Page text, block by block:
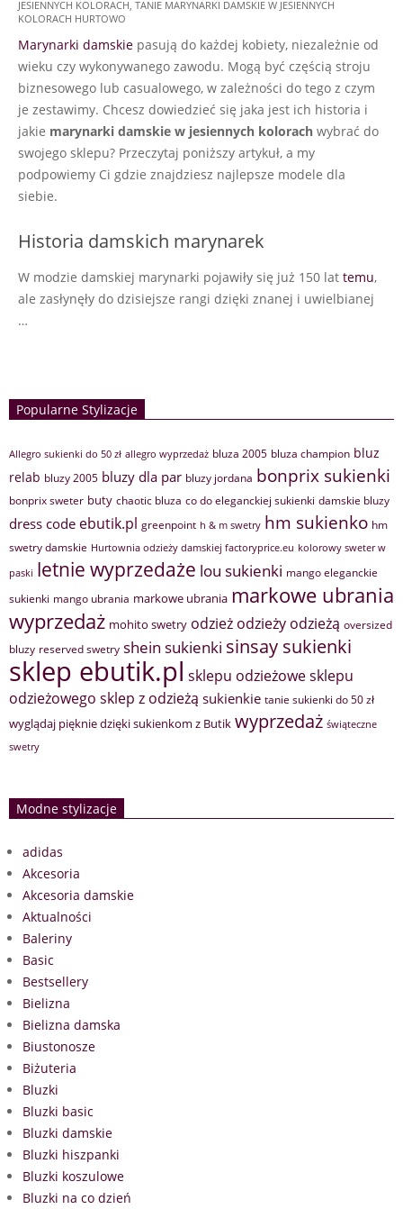
JESIENNYCH KOLORACH TANIE MARYNARKI DAMSKIE W JESIENNYCH
KOLORACH HURTOWO
Marynarki damskie pasują do każdej kobiety, niezależnie od
wieku czy wykonywanego zawodu. Mogą być częścią stroju
biznesowego lub casualowego, w zależności do tego z czym
je zestawimy. Chcesz dowiedzieć się jaka jest ich historia i
jakie marynarki damskie w jesiennych kolorach wybrać do
swojego sklepu? Przeczytaj poniższy artykuł, a my
podpowiemy Ci gdzie znajdziesz najlepsze modele dla
siebie.
Historia damskich marynarek
W modzie damskiej marynarki pojawiły się już 150 lat temu,
ale zasłynęły do dzisiejsze rangi dzięki znanej i uwielbianej
…
Popularne Stylizacje
Allegro sukienki do 50 zł allegro wyprzedaż bluza 2005 bluza champion bluz
relab bluzy 2005 bluzy dla par bluzy jordana bonprix sukienki
bonprix sweter buty chaotic bluza co do eleganckiej sukienki damskie bluzy
dress code ebutik.pl greenpoint h & m swetry hm sukienko hm
swetry damskie Hurtownia odzieży damskiej factoryprice.eu kolorowy sweter w
paski letnie wyprzedaże lou sukienki mango eleganckie
sukienki mango ubrania markowe ubrania markowe ubrania
wyprzedaż mohito swetry odzież odzieży odzieżą oversized
bluzy reserved swetry shein sukienki sinsay sukienki
sklep ebutik.pl sklepu odzieżowesklepu
odzieżowego sklep z odzieżą sukienkie tanie sukienki do 50 zł
wyglądaj pięknie dzięki sukienkom z Butik wyprzedaż świąteczne
swetry
Modne stylizacje
adidas
Akcesoria
Akcesoria damskie
Aktualności
Baleriny
Basic
Bestsellery
Bielizna
Bielizna damska
Biustonosze
Biżuteria
Bluzki
Bluzki basic
Bluzki damskie
Bluzki hiszpanki
Bluzki koszulowe
Bluzki na co dzień